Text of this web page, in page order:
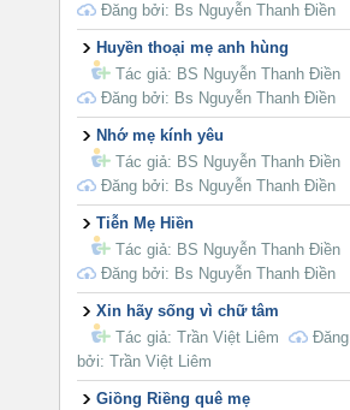
Đăng bởi: Bs Nguyễn Thanh Điền
Huyền thoại mẹ anh hùng
Tác giả: BS Nguyễn Thanh Điền
Đăng bởi: Bs Nguyễn Thanh Điền
Nhớ mẹ kính yêu
Tác giả: BS Nguyễn Thanh Điền
Đăng bởi: Bs Nguyễn Thanh Điền
Tiễn Mẹ Hiền
Tác giả: BS Nguyễn Thanh Điền
Đăng bởi: Bs Nguyễn Thanh Điền
Xin hãy sống vì chữ tâm
Tác giả: Trần Việt Liêm
Đăng
bởi: Trần Việt Liêm
Giồng Riềng quê mẹ